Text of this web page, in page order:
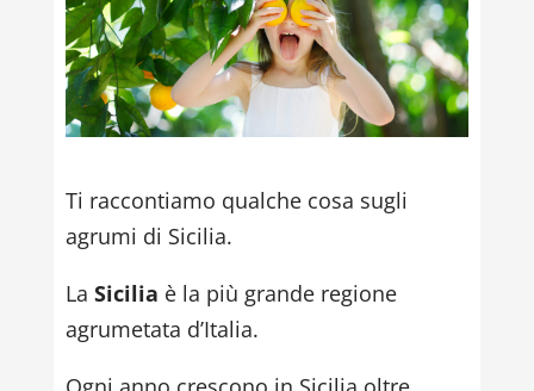
Ti raccontiamo qualche cosa sugli
agrumi di Sicilia.
La Sicilia è la più grande regione
agrumetata d’Italia.